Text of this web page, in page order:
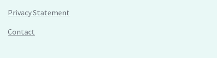
Privacy Statement
Contact